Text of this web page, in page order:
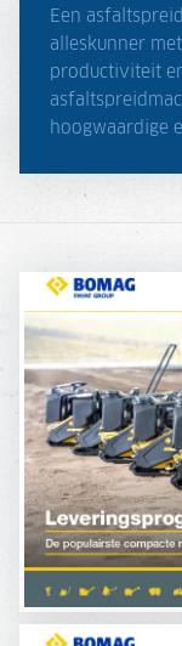
Een
alleskunner
productiviteit
hoogwaardige